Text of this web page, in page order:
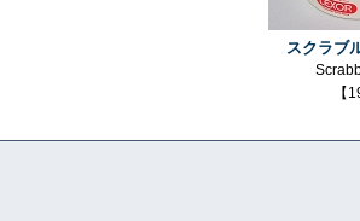
スクラブ
【